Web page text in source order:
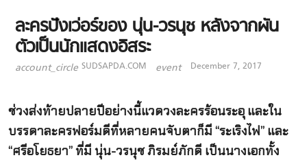
ละครปังเว่อร์ของ นุ่น-วรนุช หลังจากผัน
ตัวเป็นนักแสดงอิสระ
account_circle SUDSAPDA.COM event December 7, 2017
ช่วงส่งท้ายปลายปีอย่างนี้แวดวงละครร้อนระอุ และใน
บรรดาละครฟอร์มดีที่หลายคนจับตาก็มี “ระเริงไฟ” และ
“ศรีอโยธยา” ที่มี นุ่น-วรนุช ภิรมย์ภักดี เป็นนางเอกทั้ง